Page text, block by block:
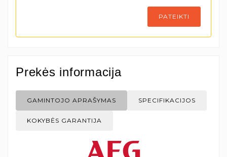
PATEIKTI
Prekės informacija
GAMINTOJO APRAŠYMAS SPECIFIKACIJOS
KOKYBĖS GARANTIJA